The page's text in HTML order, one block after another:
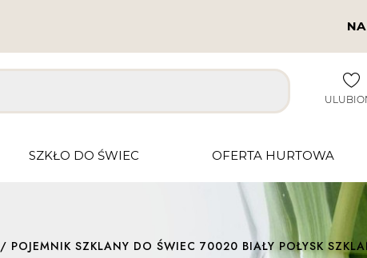
SZKŁO DO ŚWIEC OFERTA HURTOWA
/ POJEMNIK SZKLANY DO ŚWIEC 70020 BIAŁY POŁYSK